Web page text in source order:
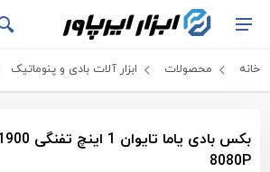
خانه محصولات ابزار آلات بادی و پنوماتیک
8080P